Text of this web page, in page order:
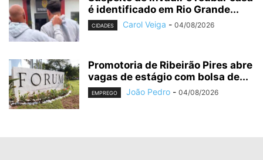
é identificado em Rio Grande...
CIDADES Carol Veiga - 04/08/2026
Promotoria de Ribeirão Pires abre
vagas de estágio com bolsa de...
EMPREGO João Pedro - 04/08/2026